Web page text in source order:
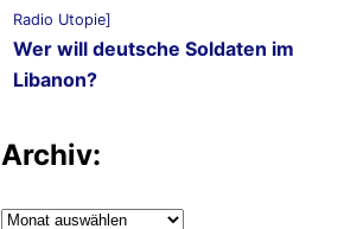
Radio Utopie]
Wer will deutsche Soldaten im
Libanon?
Eye]
of countries that could send
Archiv:
Archiv: